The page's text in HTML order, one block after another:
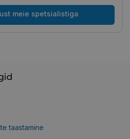
meie spetsialistiga
taastamine